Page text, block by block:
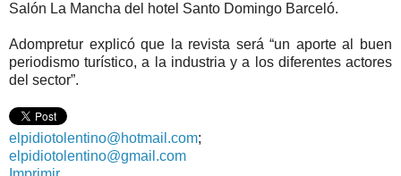
Salón La Mancha del hotel Santo Domingo Barceló.
Adompretur explicó que la revista será “un aporte al buen
periodismo turístico, a la industria y a los diferentes actores
del sector”.
elpidiotolentino@hotmail.com;
elpidiotolentino@gmail.com